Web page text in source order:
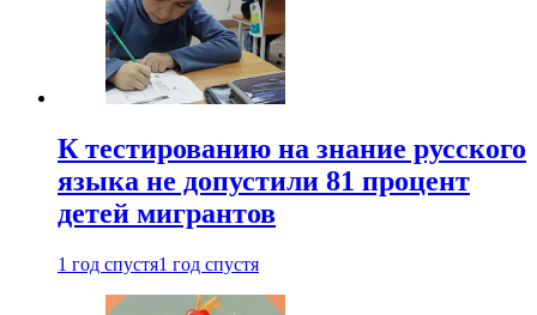
К тестированию на знание русского
языка не допустили 81 процент
детей мигрантов
1 год спустя1 год спустя